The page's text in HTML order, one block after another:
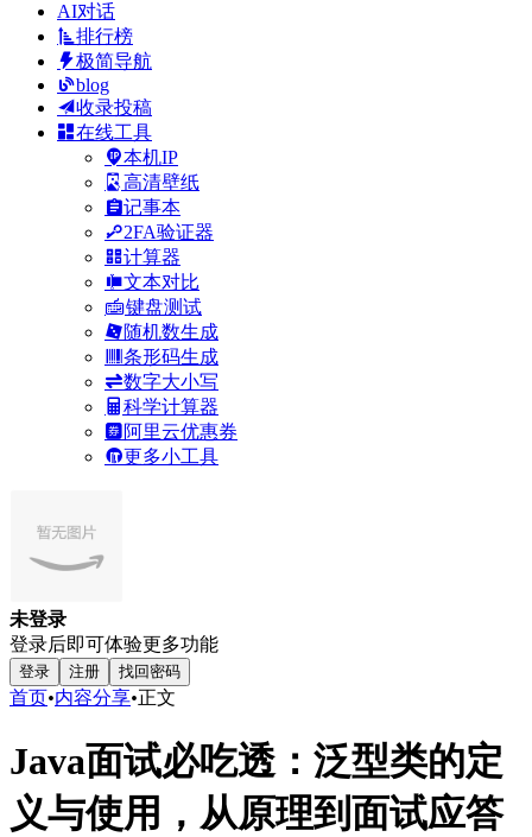
AI对话
排行榜
极简导航
blog
收录投稿
在线工具
本机IP
高清壁纸
记事本
2FA验证器
计算器
文本对比
键盘测试
随机数生成
条形码生成
数字大小写
科学计算器
阿里云优惠券
更多小工具
未登录
登录后即可体验更多功能
登录 注册 找回密码
首页•内容分享•正文
Java面试必吃透：泛型类的定
义与使用，从原理到面试应答